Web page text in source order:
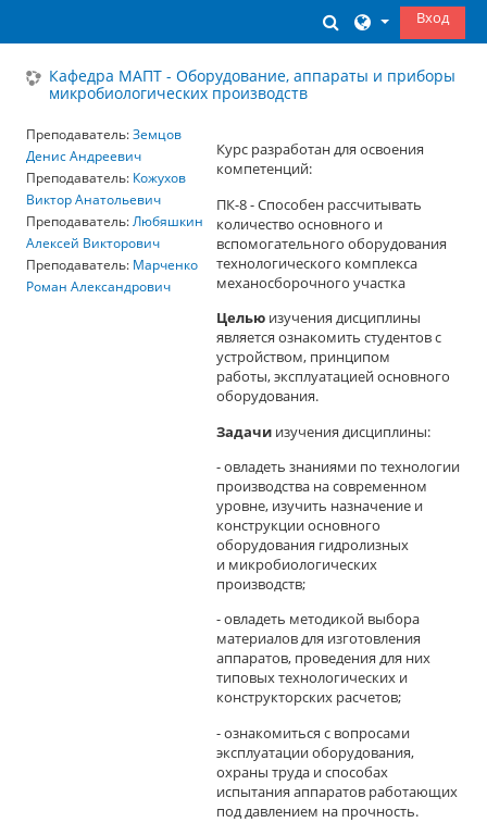
ИзменитьВход
Кафедра МАПТ - Оборудование, аппараты и приборы
микробиологических производств
Курс разработан для освоения
компетенций:
ПК-8 - Способен рассчитывать
количество основного и
вспомогательного оборудования
технологического комплекса
механосборочного участка
Целью изучения дисциплины
является ознакомить студентов с
устройством, принципом
работы, эксплуатацией основного
оборудования.
Задачиизучения дисциплины:
- овладеть знаниями по технологии
производства на современном
уровне, изучить назначение и
конструкции основного
оборудования гидролизных
и микробиологических
производств;
- овладеть методикой выбора
материалов для изготовления
аппаратов, проведения для них
типовых технологических и
конструкторских расчетов;
- ознакомиться с вопросами
эксплуатации оборудования,
охраны труда и способах
испытания аппаратов работающих
под давлением на прочность.
Преподаватель:Земцов
Денис Андреевич
Преподаватель: Кожухов
Виктор Анатольевич
Преподаватель:Любяшкин
Алексей Викторович
Преподаватель: Марченко
Роман Александрович